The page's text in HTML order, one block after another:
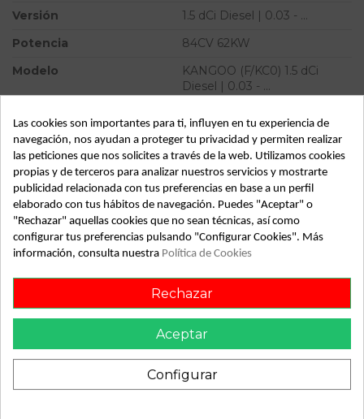
Versión
1.5 dCi Diesel | 0.03 - ...
Potencia
84CV 62KW
Modelo
KANGOO (F/KC0) 1.5 dCi
Diesel | 0.03 - ...
Almacén
49349
SubAlmacén
373
SubSubAlmacén
100029483
ID: 803929
Fecha disponible: 2022-04-06
Descripción
Recambio de anillo airbag para renault kangoo (f/kc0) 1.5 dci
diesel | 0.03 - ... 1.5 dci diesel | 0.03 - ... referencia OEM IAM
Las cookies son importantes para ti, influyen en tu experiencia de
navegación, nos ayudan a proteger tu privacidad y permiten realizar
las peticiones que nos solicites a través de la web. Utilizamos cookies
propias y de terceros para analizar nuestros servicios y mostrarte
publicidad relacionada con tus preferencias en base a un perfil
elaborado con tus hábitos de navegación. Puedes "Aceptar" o
"Rechazar" aquellas cookies que no sean técnicas, así como
configurar tus preferencias pulsando "Configurar Cookies". Más
información, consulta nuestra Política de Cookies
Rechazar
Aceptar
Configurar